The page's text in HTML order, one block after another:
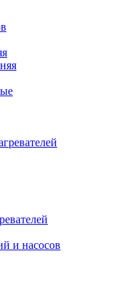
и насосов